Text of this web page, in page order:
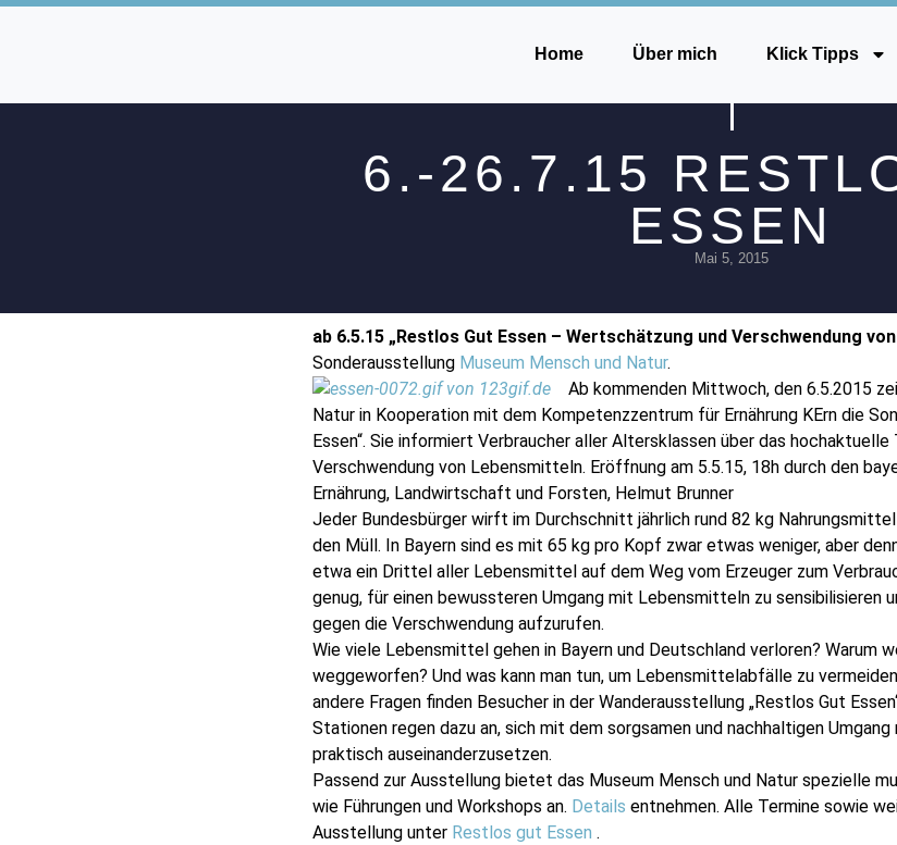
Home Über mich Klick Tipps
6.-26.7.15
ESSEN
Mai 5, 2015
ab 6.5.15 „Restlos Gut Essen – Wertschätzung und Verschwendung
Sonderausstellung Museum Mensch und Natur.
Ab kommenden Mittwoch, den 6.5.2015
Natur in Kooperation mit dem Kompetenzzentrum für Ernährung KErn die
Essen“. Sie informiert Verbraucher aller Altersklassen über das
Verschwendung von Lebensmitteln. Eröffnung am 5.5.15, 18h durch den
Ernährung, Landwirtschaft und Forsten, Helmut Brunner
Jeder Bundesbürger wirft im Durchschnitt jährlich rund 82 kg
den Müll. In Bayern sind es mit 65 kg pro Kopf zwar etwas weniger, aber
etwa ein Drittel aller Lebensmittel auf dem Weg vom Erzeuger zum
genug, für einen bewussteren Umgang mit Lebensmitteln zu sensibilisieren
gegen die Verschwendung aufzurufen.
Wie viele Lebensmittel gehen in Bayern und Deutschland verloren? Warum
weggeworfen? Und was kann man tun, um Lebensmittelabfälle zu
andere Fragen finden Besucher in der Wanderausstellung „Restlos Gut
Stationen regen dazu an, sich mit dem sorgsamen und nachhaltigen
praktisch auseinanderzusetzen.
Passend zur Ausstellung bietet das Museum Mensch und Natur spezielle
wie Führungen und Workshops an. Details entnehmen. Alle Termine sowie
Ausstellung unter Restlos gut Essen .